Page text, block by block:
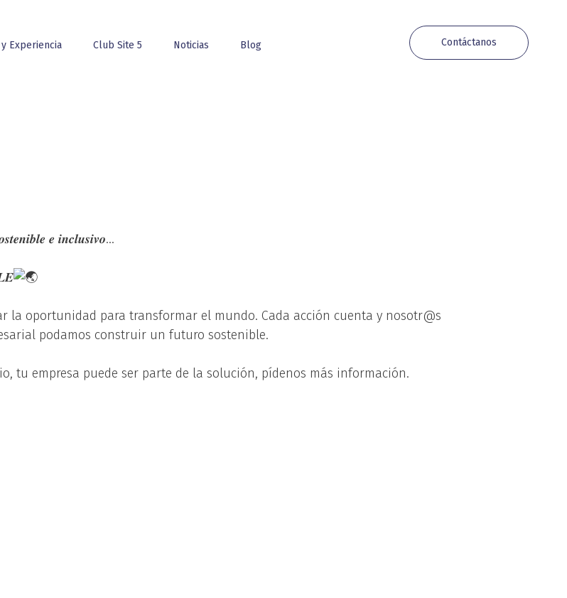
Experiencia Club Site 5 Noticias Blog Contáctanos
𝒆 𝒊𝒏𝒄𝒍𝒖𝒔𝒊𝒗𝒐…
la oportunidad para transformar el mundo. Cada acción cuenta y nosotr@s
podamos construir un futuro sostenible.
tu empresa puede ser parte de la solución, pídenos más información.